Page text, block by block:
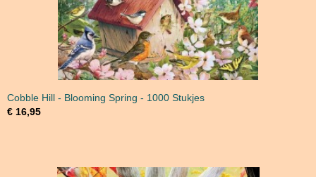
Cobble Hill - Blooming Spring - 1000 Stukjes
€ 16,95